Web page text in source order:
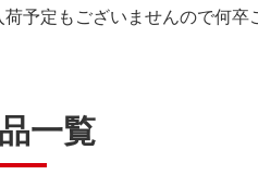
予定もございませんので何卒
一覧